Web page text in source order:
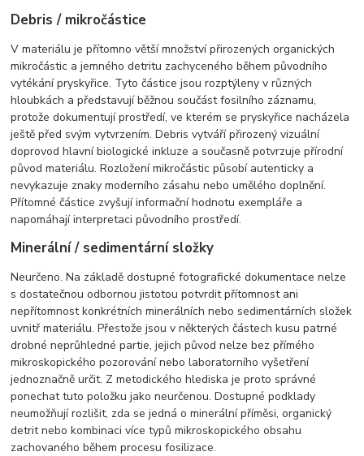
Debris / mikročástice
V materiálu je přítomno větší množství přirozených organických
mikročástic a jemného detritu zachyceného během původního
vytékání pryskyřice. Tyto částice jsou rozptýleny v různých
hloubkách a představují běžnou součást fosilního záznamu,
protože dokumentují prostředí, ve kterém se pryskyřice nacházela
ještě před svým vytvrzením. Debris vytváří přirozený vizuální
doprovod hlavní biologické inkluze a současně potvrzuje přírodní
původ materiálu. Rozložení mikročástic působí autenticky a
nevykazuje znaky moderního zásahu nebo umělého doplnění.
Přítomné částice zvyšují informační hodnotu exempláře a
napomáhají interpretaci původního prostředí.
Minerální / sedimentární složky
Neurčeno. Na základě dostupné fotografické dokumentace nelze
s dostatečnou odbornou jistotou potvrdit přítomnost ani
nepřítomnost konkrétních minerálních nebo sedimentárních složek
uvnitř materiálu. Přestože jsou v některých částech kusu patrné
drobné neprůhledné partie, jejich původ nelze bez přímého
mikroskopického pozorování nebo laboratorního vyšetření
jednoznačně určit. Z metodického hlediska je proto správné
ponechat tuto položku jako neurčenou. Dostupné podklady
neumožňují rozlišit, zda se jedná o minerální příměsi, organický
detrit nebo kombinaci více typů mikroskopického obsahu
zachovaného během procesu fosilizace.